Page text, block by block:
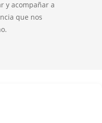
y acompañar a
que nos